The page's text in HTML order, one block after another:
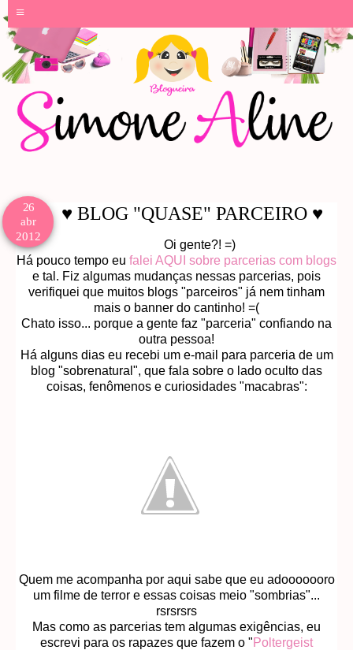
≡
26
abr
2012
♥ BLOG "QUASE" PARCEIRO ♥
Oi gente?! =)
Há pouco tempo eu falei AQUI sobre parcerias com blogs
e tal. Fiz algumas mudanças nessas parcerias, pois
verifiquei que muitos blogs "parceiros" já nem tinham
mais o banner do cantinho! =(
Chato isso... porque a gente faz "parceria" confiando na
outra pessoa!
Há alguns dias eu recebi um e-mail para parceria de um
blog "sobrenatural", que fala sobre o lado oculto das
coisas, fenômenos e curiosidades "macabras":
Quem me acompanha por aqui sabe que eu adooooooro
um filme de terror e essas coisas meio "sombrias"...
rsrsrsrs
Mas como as parcerias tem algumas exigências, eu
escrevi para os rapazes que fazem o " Poltergeist